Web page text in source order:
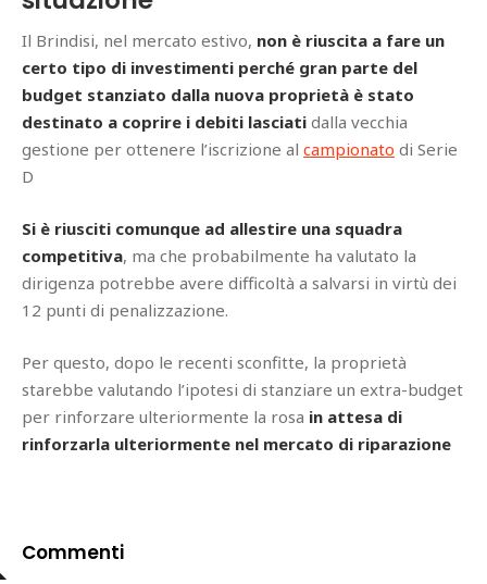
Il Brindisi, nel mercato estivo, non è riuscita a fare un
certo tipo di investimenti perché gran parte del
budget stanziato dalla nuova proprietà è stato
destinato a coprire i debiti lasciati dalla vecchia
gestione per ottenere l’iscrizione al campionato di Serie
D
Si è riusciti comunque ad allestire una squadra
competitiva, ma che probabilmente ha valutato la
dirigenza potrebbe avere difficoltà a salvarsi in virtù dei
12 punti di penalizzazione.
Per questo, dopo le recenti sconfitte, la proprietà
starebbe valutando l’ipotesi di stanziare un extra-budget
per rinforzare ulteriormente la rosa in attesa di
rinforzarla ulteriormente nel mercato di riparazione
Commenti